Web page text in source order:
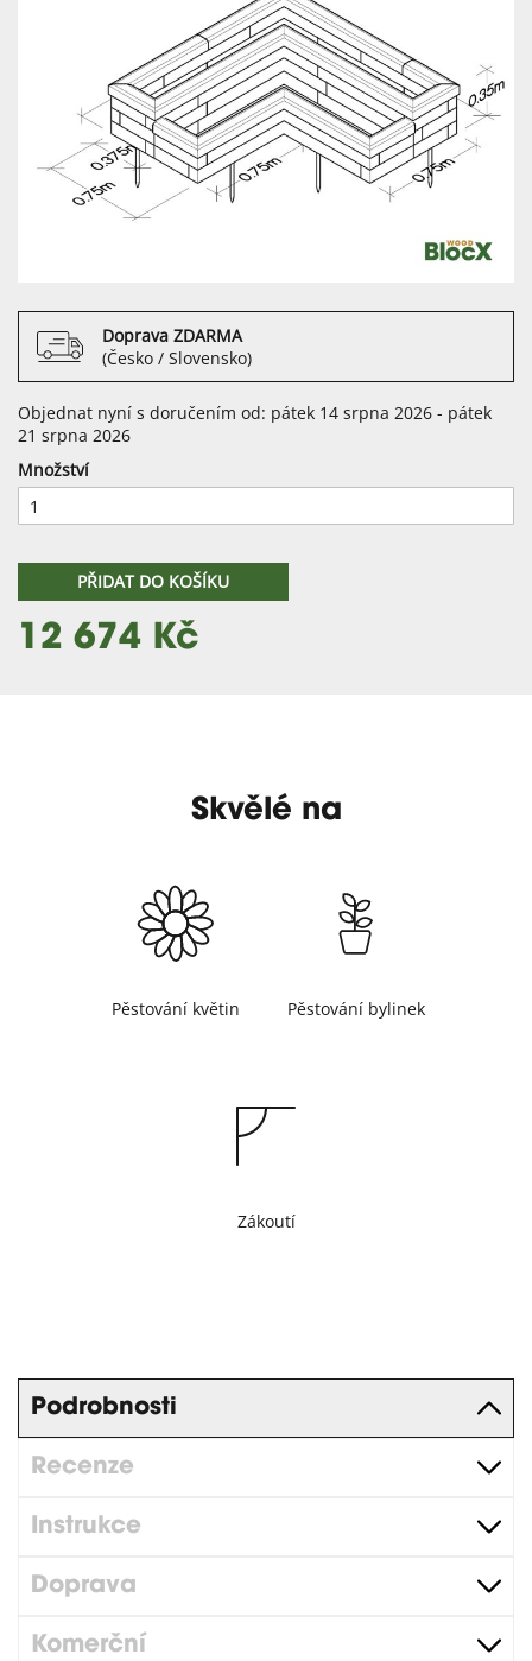
Doprava ZDARMA
(Česko / Slovensko)
Objednat nyní s doručením od: pátek 14 srpna 2026 - pátek
21 srpna 2026
Množství
PŘIDAT DO KOŠÍKU
12 674 Kč
Skvělé na
Pěstování květin Pěstování bylinek
Zákoutí
Podrobnosti
Recenze
Instrukce
Doprava
Komerční